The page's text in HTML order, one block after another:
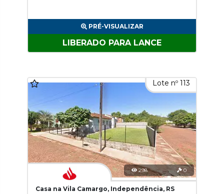
PRÉ-VISUALIZAR
LIBERADO PARA LANCE
Lote nº 113
298 0
Casa na Vila Camargo, Independência, RS